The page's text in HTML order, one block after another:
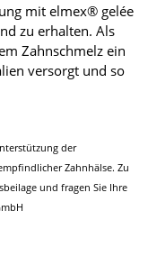
mit elmex® gelée
zu erhalten. Als
Zahnschmelz ein
versorgt und so
der
Zahnhälse. Zu
und fragen Sie Ihre